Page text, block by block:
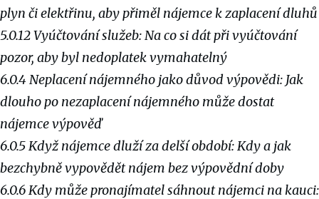
plyn či elektřinu, aby přiměl nájemce k zaplacení dluhů
5.0.12 Vyúčtování služeb: Na co si dát při vyúčtování
pozor, aby byl nedoplatek vymahatelný
6.0.4 Neplacení nájemného jako důvod výpovědi: Jak
dlouho po nezaplacení nájemného může dostat
nájemce výpověď
6.0.5 Když nájemce dluží za delší období: Kdy a jak
bezchybně vypovědět nájem bez výpovědní doby
6.0.6 Kdy může pronajímatel sáhnout nájemci na kauci: